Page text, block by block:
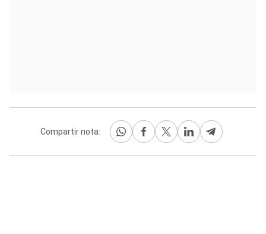
Compartir nota: